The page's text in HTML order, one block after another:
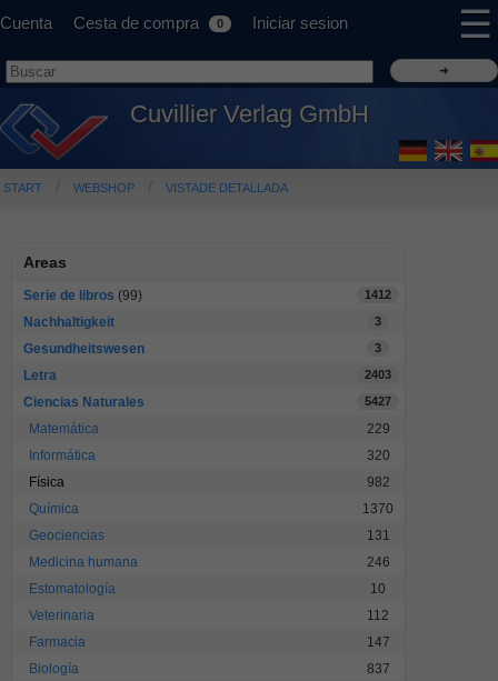
Cuenta Cesta de compra 0 Iniciar sesion ☰
Cuvillier Verlag GmbH
START WEBSHOP VISTADE DETALLADA
Areas
Serie de libros (99) 1412
Nachhaltigkeit 3
Gesundheitswesen 3
Letra 2403
Ciencias Naturales 5427
Matemática
229
Informática
320
Física
982
Química
1370
Geociencias
131
Medicina humana
246
Estomatología
10
Veterinaria
112
Farmacia
147
Biología
837